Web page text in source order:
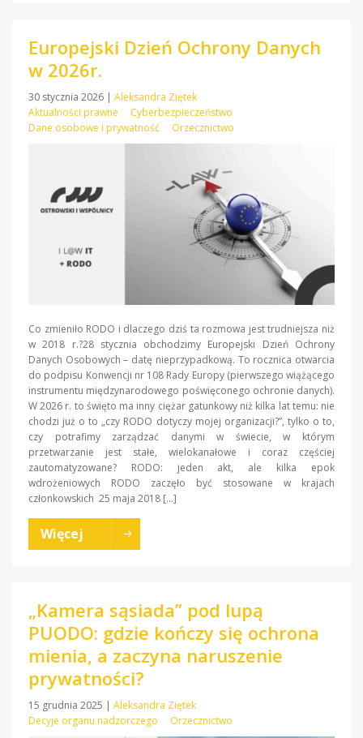
Europejski Dzień Ochrony Danych
w 2026r.
30 stycznia 2026 | Aleksandra Ziętek
Aktualności prawne
Cyberbezpieczeństwo
Dane osobowe i prywatność
Orzecznictwo
Co zmieniło RODO i dlaczego dziś ta rozmowa jest trudniejsza niż
w 2018 r.?28 stycznia obchodzimy Europejski Dzień Ochrony
Danych Osobowych – datę nieprzypadkową. To rocznica otwarcia
do podpisu Konwencji nr 108 Rady Europy (pierwszego wiążącego
instrumentu międzynarodowego poświęconego ochronie danych).
W 2026 r. to święto ma inny ciężar gatunkowy niż kilka lat temu: nie
chodzi już o to „czy RODO dotyczy mojej organizacji?”, tylko o to,
czy potrafimy zarządzać danymi w świecie, w którym
przetwarzanie jest stałe, wielokanałowe i coraz częściej
zautomatyzowane? RODO: jeden akt, ale kilka epok
wdrożeniowych RODO zaczęło być stosowane w krajach
członkowskich 25 maja 2018 […]
Więcej
„Kamera sąsiada” pod lupą
PUODO: gdzie kończy się ochrona
mienia, a zaczyna naruszenie
prywatności?
15 grudnia 2025 | Aleksandra Ziętek
Decyje organu nadzorczego
Orzecznictwo